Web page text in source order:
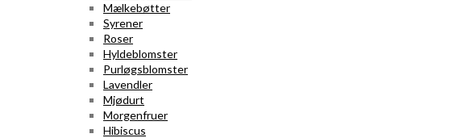
Mælkebøtter
Syrener
Roser
Hyldeblomster
Purløgsblomster
Lavendler
Mjødurt
Morgenfruer
Hibiscus